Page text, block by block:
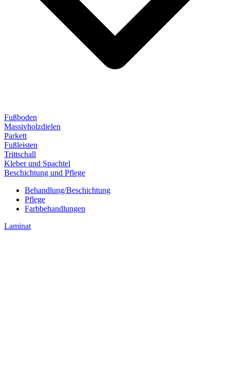
Fußboden
Massivholzdielen
Parkett
Fußleisten
Trittschall
Kleber und Spachtel
Beschichtung und Pflege
Behandlung/Beschichtung
Pflege
Farbbehandlungen
Laminat